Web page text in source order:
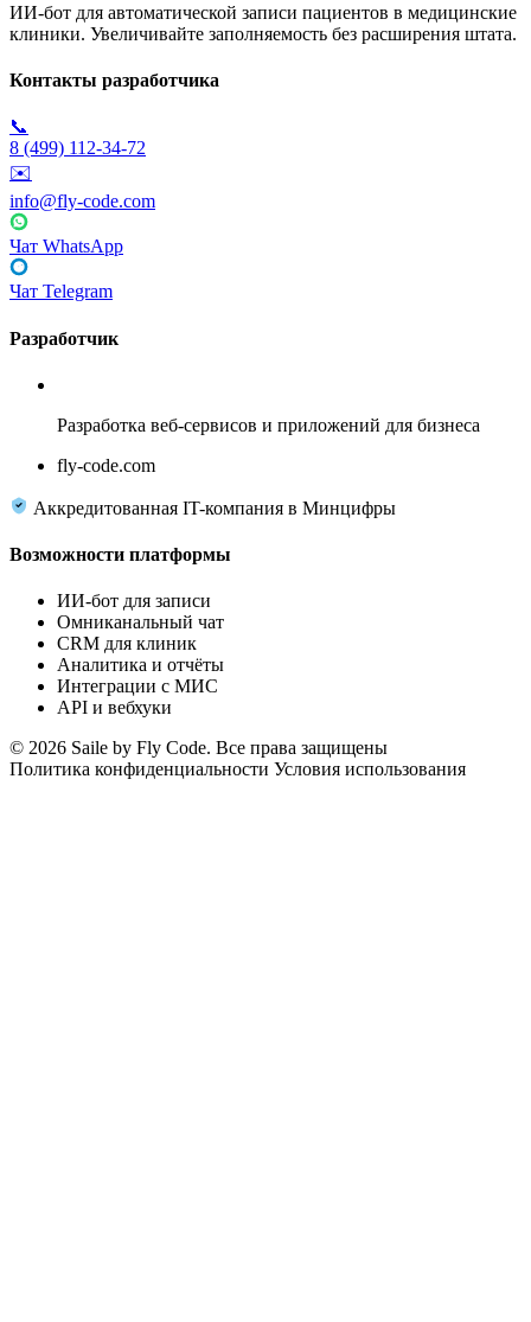
ИИ-бот для автоматической записи пациентов в медицинские
клиники. Увеличивайте заполняемость без расширения штата.
Контакты разработчика
📞
8 (499) 112-34-72
✉️
info@fly-code.com
Чат WhatsApp
Чат Telegram
Разработчик
Разработка веб-сервисов и приложений для бизнеса
fly-code.com
Аккредитованная IT-компания в Минцифры
Возможности платформы
ИИ-бот для записи
Омниканальный чат
CRM для клиник
Аналитика и отчёты
Интеграции с МИС
API и вебхуки
© 2026 Saile by Fly Code. Все права защищены
Политика конфиденциальности Условия использования